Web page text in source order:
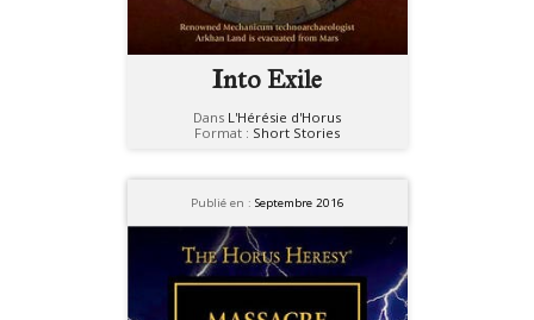
Into Exile
Dans L'Hérésie d'Horus
Format : Short Stories
Publié en : Septembre 2016